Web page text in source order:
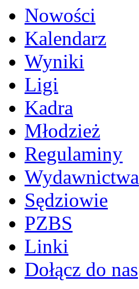
Nowości
Kalendarz
Wyniki
Ligi
Kadra
Młodzież
Regulaminy
Wydawnictwa
Sędziowie
PZBS
Linki
Dołącz do nas